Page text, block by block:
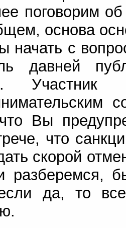
поговорим
основа
начать с
давней
Вы
что
скорой
разберемся,
да, то